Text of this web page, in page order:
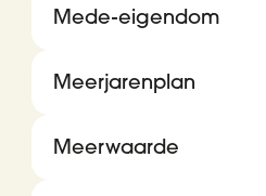
Mede-eigendom
Meerjarenplan
Meerwaarde